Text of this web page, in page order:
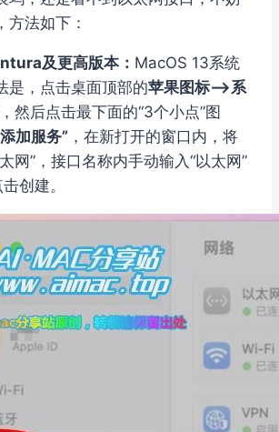
方法如下：
及更高版本： MacOS 13系统
是，点击桌面顶部的苹果图标–>系
，然后点击最下面的“3个小点”图
加服务” ，在新打开的窗口内，将
网”，接口名称内手动输入“以太网”
创建。